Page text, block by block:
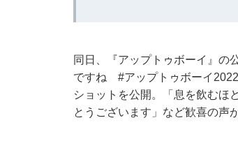
同日、『アップトゥボーイ』
ですね #アップトゥボーイ
ショットを公開。「息を飲むほ
とうございます」など歓喜の声